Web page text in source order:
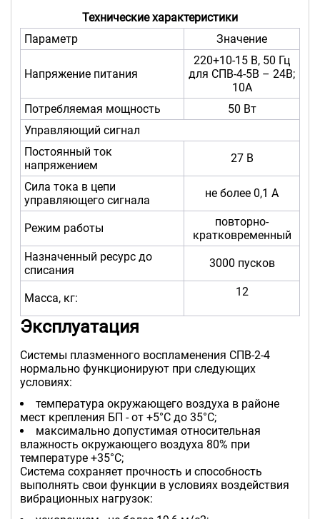
Технические характеристики
Параметр
Значение
Напряжение питания
220+10-15 В, 50 Гц
для СПВ-4-5В – 24В;
10А
Потребляемая мощность
50 Вт
Управляющий сигнал
Постоянный ток
напряжением
27 В
Сила тока в цепи
управляющего сигнала
не более 0,1 А
Режим работы
повторно-
кратковременный
Назначенный ресурс до
списания
3000 пусков
Масса, кг: 12
Эксплуатация
Системы плазменного воспламенения СПВ-2-4
нормально функционируют при следующих
условиях:
температура окружающего воздуха в районе
мест крепления БП - от +5°C до 35°C;
максимально допустимая относительная
влажность окружающего воздуха 80% при
температуре +35°C;
Система сохраняет прочность и способность
выполнять свои функции в условиях воздействия
вибрационных нагрузок: